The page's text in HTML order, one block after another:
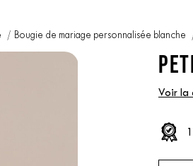
Bougie de mariage personnalisée blanche
Voir la